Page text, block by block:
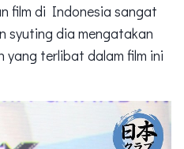
film di Indonesia sangat
syuting dia mengatakan
yang terlibat dalam film ini